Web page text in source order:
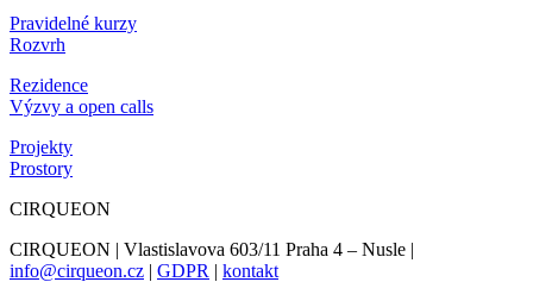
Pravidelné kurzy
Rozvrh
Rezidence
Výzvy a open calls
Projekty
Prostory
CIRQUEON
CIRQUEON | Vlastislavova 603/11 Praha 4 – Nusle |
info@cirqueon.cz | GDPR | kontakt